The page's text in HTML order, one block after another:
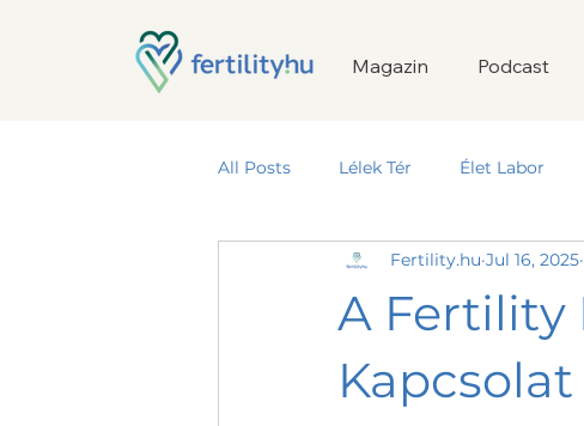
Magazin Podcast
All Posts Lélek Tér Élet Labor
Termékeny Kapcsolat
A Fertility
Fertility.hu Jul 16, 2025